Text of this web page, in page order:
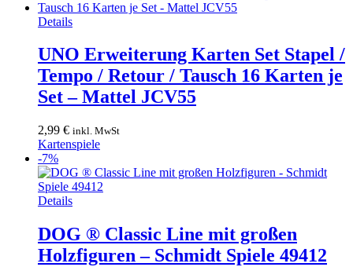
DetailsDieses
weist
mehrere
Varianten
auf.
Die
können
auf
Produktseite
gewählt
werden
UNO Erweiterung Karten Set Stapel /
Tempo / Retour / Tausch 16 Karten je
Set – Mattel JCV55
2,99 € inkl. MwSt
Kartenspiele
-7%
Details
DOG ® Classic Line mit großen
Holzfiguren – Schmidt Spiele 49412